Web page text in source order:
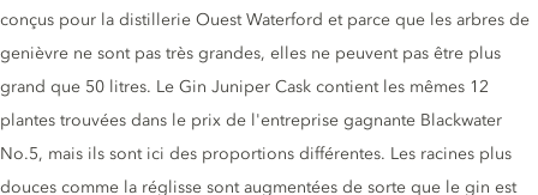
conçus pour la distillerie Ouest Waterford et parce que les arbres de
genièvre ne sont pas très grandes, elles ne peuvent pas être plus
grand que 50 litres. Le Gin Juniper Cask contient les mêmes 12
plantes trouvées dans le prix de l'entreprise gagnante Blackwater
No.5, mais ils sont ici des proportions différentes. Les racines plus
douces comme la réglisse sont augmentées de sorte que le gin est